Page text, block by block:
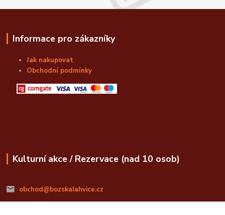
Informace pro zákazníky
Jak nakupovat
Obchodní podmínky
Kulturní akce / Rezervace (nad 10 osob)
obchod@bozskalahvice.cz